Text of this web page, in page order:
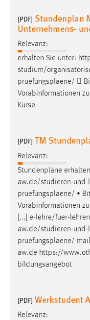
[PDF] Stundenplan
Unternehmens-
Relevanz:
erhalten Sie unter:
studium/
pruefungsplaene/ 
Vorabinformationen
Kurse
[PDF] TM
Relevanz:
Stundenpläne
aw.de/studieren-
pruefungsplaene/ •
Vorabinformationen
[...] e-lehre/fuer-
aw.de/studieren-
pruefungsplaene/
aw.de https://
bildungsangebot
[PDF] Werkstudent
Relevanz: